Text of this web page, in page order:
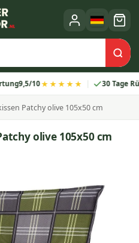
10★★★★★ 30 Tage
Patchy olive 105x50 cm
olive 105x50 cm